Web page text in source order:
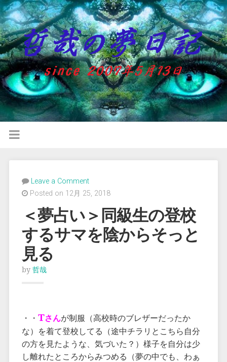
Leave a Comment
Posted on 12月 25, 2018
＜夢占い＞同級生の登校
するサマを陰からそっと
見る
by 哲哉
・・ Tさんが制服（高校時のブレザーだったか
な）を着て登校してる（途中チラリとこちら自分
の方を見たような、気づいた？）様子を自分は少
し離れたところからみつめる（夢の中でも、わぁ